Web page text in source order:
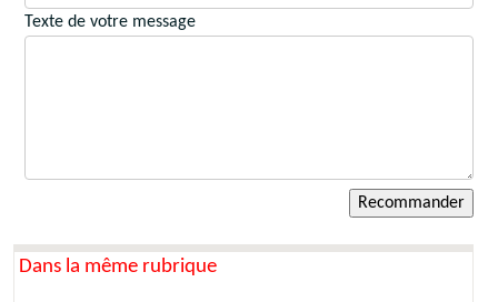
Texte de votre message
Dans la même rubrique